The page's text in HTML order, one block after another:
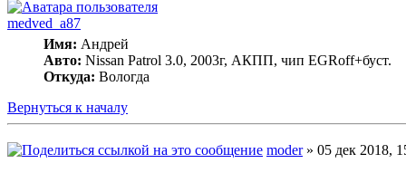
medved_a87
Имя: Андрей
Авто: Nissan Patrol 3.0, 2003г, АКПП, чип EGRoff+буст.
Откуда: Вологда
Вернуться к началу
moder» 05 дек 2018,